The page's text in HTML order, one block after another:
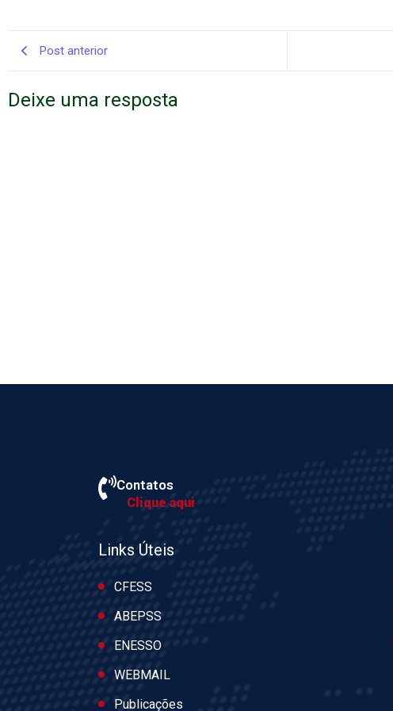
Post anterior
Deixe uma resposta
Contatos
Clique aqui
Links Úteis
CFESS
ABEPSS
ENESSO
WEBMAIL
Publicações